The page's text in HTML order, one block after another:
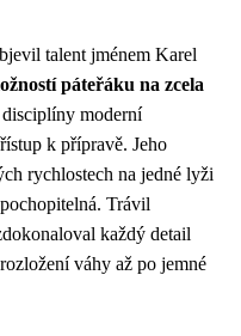
talent jménem Karel
páteřáku na zcela
moderní
k přípravě. Jeho
rychlostech na jedné lyži
Trávil
každý detail
váhy až po jemné